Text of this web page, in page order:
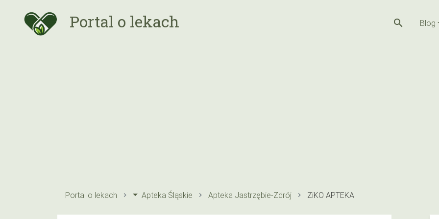
Portal o lekach search Blog
Portal o lekach Apteka Śląskie Apteka Jastrzębie-Zdrój ZiKO APTEKA